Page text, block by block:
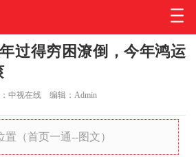
过得穷困潦倒，今年鸿运
中视在线 编辑：Admin
置（首页一通--图文）